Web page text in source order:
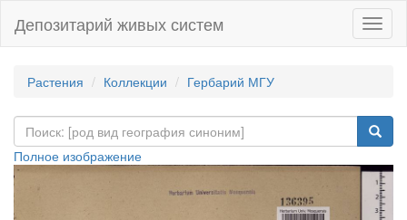
Депозитарий живых систем
Растения Коллекции Гербарий МГУ
Полное изображение